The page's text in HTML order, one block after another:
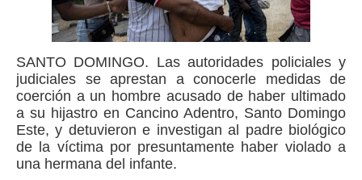
SANTO DOMINGO. Las autoridades policiales y
judiciales se aprestan a conocerle medidas de
coerción a un hombre acusado de haber ultimado
a su hijastro en Cancino Adentro, Santo Domingo
Este, y detuvieron e investigan al padre biológico
de la víctima por presuntamente haber violado a
una hermana del infante.